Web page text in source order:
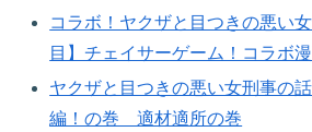
コラボ！ヤクザと目つきの悪い
目】チェイサーゲーム！コラボ
ヤクザと目つきの悪い女刑事の
編！の巻 適材適所の巻​